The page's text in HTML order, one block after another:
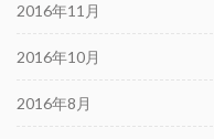
2016年11月
2016年10月
2016年8月